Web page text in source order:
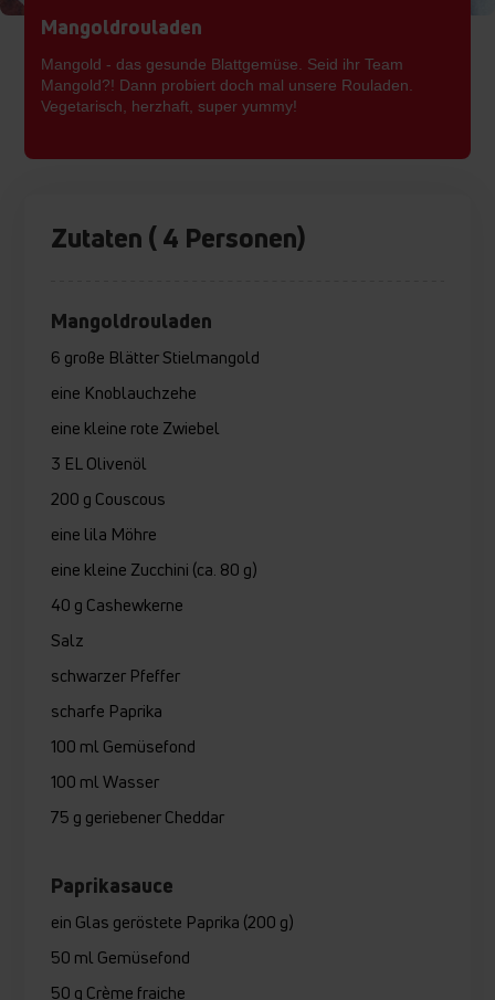
Mangoldrouladen
Mangold - das gesunde Blattgemüse. Seid ihr Team
Mangold?! Dann probiert doch mal unsere Rouladen.
Vegetarisch, herzhaft, super yummy!
Zutaten ( 4 Personen)
Mangoldrouladen
6 große Blätter Stielmangold
eine Knoblauchzehe
eine kleine rote Zwiebel
3 EL Olivenöl
200 g Couscous
eine lila Möhre
eine kleine Zucchini (ca. 80 g)
40 g Cashewkerne
Salz
schwarzer Pfeffer
scharfe Paprika
100 ml Gemüsefond
100 ml Wasser
75 g geriebener Cheddar
Paprikasauce
ein Glas geröstete Paprika (200 g)
50 ml Gemüsefond
50 g Crème fraiche